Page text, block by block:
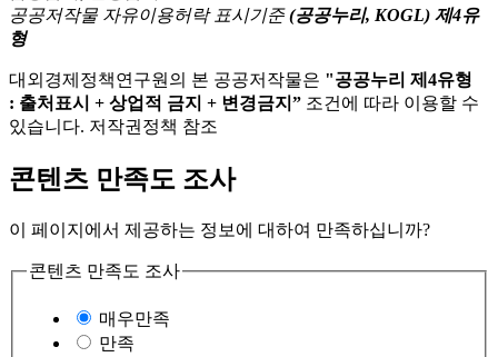
공공저작물 자유이용허락 표시기준 (공공누리, KOGL) 제4유
형
대외경제정책연구원의 본 공공저작물은 "공공누리 제4유형
: 출처표시 + 상업적 금지 + 변경금지” 조건에 따라 이용할 수
있습니다. 저작권정책 참조
콘텐츠 만족도 조사
이 페이지에서 제공하는 정보에 대하여 만족하십니까?
콘텐츠 만족도 조사
매우만족
만족